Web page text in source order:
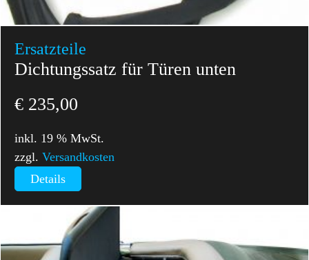
Ersatzteile
Dichtungssatz für Türen unten
€ 235,00
inkl. 19 % MwSt.
zzgl.Versandkosten
Details